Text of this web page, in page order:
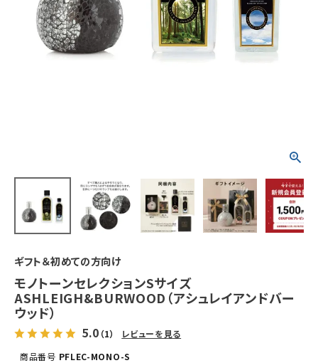
ギフト＆初めての方向け
モノトーンセレクションSサイズ
ASHLEIGH&BURWOOD（アシュレイアンドバー
ウッド）
5.0 （1）
レビューを見る
商品番号 PFLEC-MONO-S